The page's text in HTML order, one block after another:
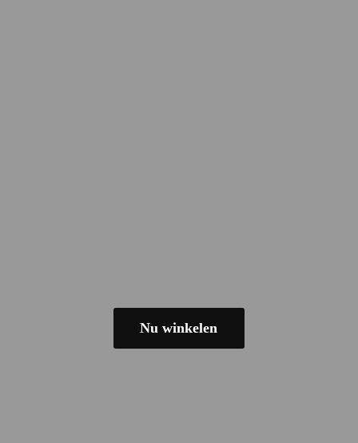
Nu winkelen